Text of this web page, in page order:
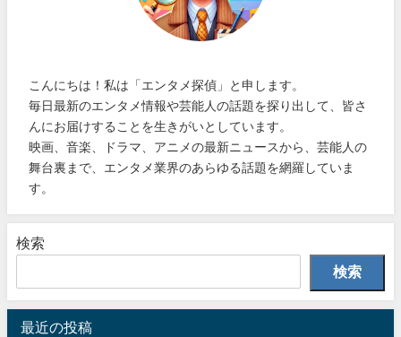
こんにちは！私は「エンタメ探偵」と申します。
毎日最新のエンタメ情報や芸能人の話題を探り出して、皆さ
んにお届けすることを生きがいとしています。
映画、音楽、ドラマ、アニメの最新ニュースから、芸能人の
舞台裏まで、エンタメ業界のあらゆる話題を網羅していま
す。
検索
検索
最近の投稿